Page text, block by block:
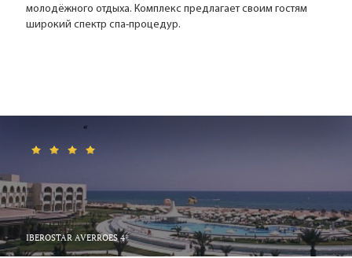
молодёжного отдыха. Комплекс предлагает своим гостям
широкий спектр спа-процедур.
IBEROSTAR AVERROES 4*